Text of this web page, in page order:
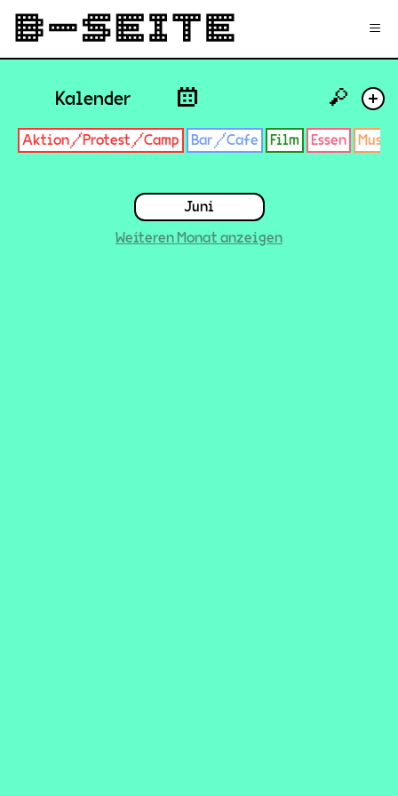
≡
Kalender +
🔎
Aktion/Protest/Camp Bar/Cafe Film Essen
Juni
Weiteren Monat anzeigen